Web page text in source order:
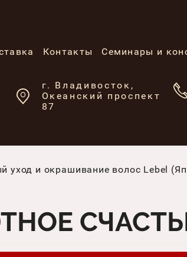
Контакты Семинары и
г. Владивосток,
Океанский проспект
87
уход и окрашивание волос Lebel